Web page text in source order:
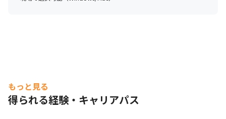
もっと見る
得られる経験・キャリアパス